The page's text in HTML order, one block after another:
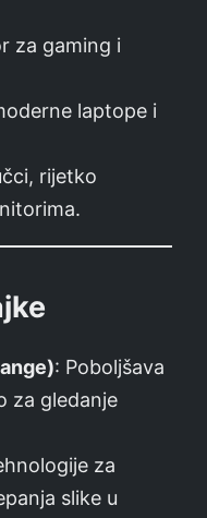
za gaming i
laptope i
rijetko
: Poboljšava
za gledanje
za
slike u